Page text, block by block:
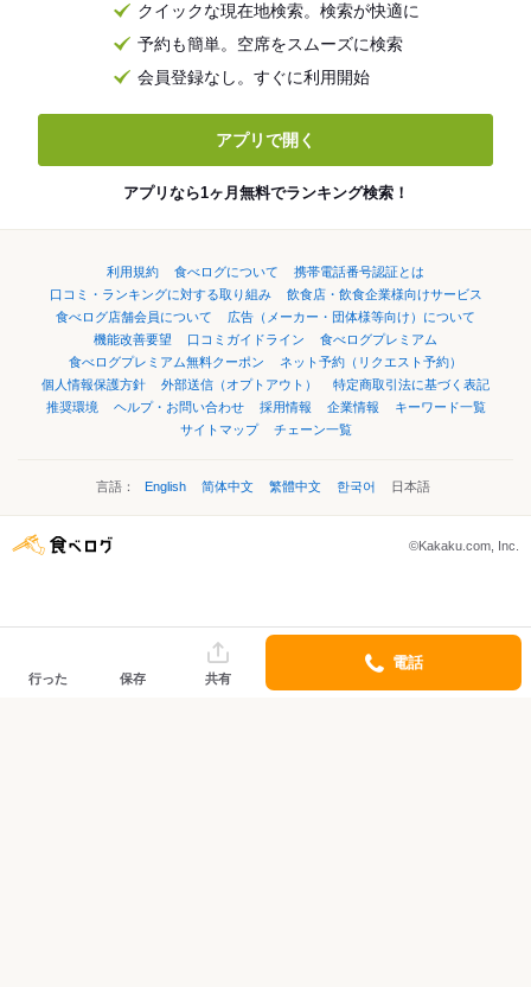
クイックな現在地検索。検索が快適に
予約も簡単。空席をスムーズに検索
会員登録なし。すぐに利用開始
アプリで開く
アプリなら1ヶ月無料でランキング検索！
利用規約 食べログについて
携帯電話番号認証とは
口コミ・ランキングに対する取り組み
飲食店・飲食企業様向けサービス
食べログ店舗会員について
広告（メーカー・団体様等向け）について
機能改善要望
口コミガイドライン
食べログプレミアム
食べログプレミアム無料クーポン
ネット予約（リクエスト予約）
個人情報保護方針
外部送信（オプトアウト）
特定商取引法に基づく表記
推奨環境
ヘルプ・お問い合わせ 採用情報 企業情報
キーワード一覧
サイトマップ
チェーン一覧
言語： English 简体中文 繁體中文 한국어 日本語
©Kakaku.com, Inc.
行った 保存 共有
電話